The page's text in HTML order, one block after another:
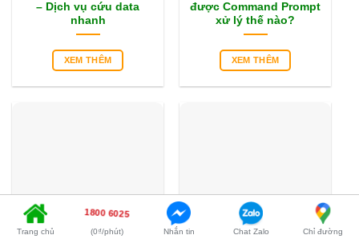
– Dịch vụ cứu data
nhanh
XEM THÊM
được Command Prompt
xử lý thế nào?
XEM THÊM
Trang chủ
1800 6025
(0₫/phút) Nhắn tin Chat Zalo Chỉ đường